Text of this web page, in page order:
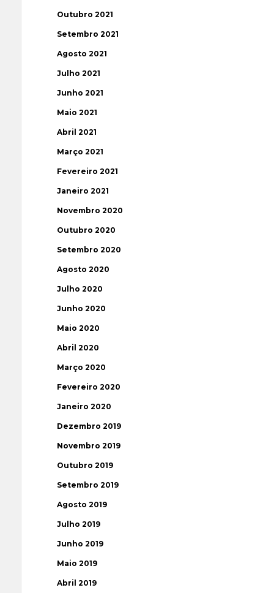
Outubro 2021
Setembro 2021
Agosto 2021
Julho 2021
Junho 2021
Maio 2021
Abril 2021
Março 2021
Fevereiro 2021
Janeiro 2021
Novembro 2020
Outubro 2020
Setembro 2020
Agosto 2020
Julho 2020
Junho 2020
Maio 2020
Abril 2020
Março 2020
Fevereiro 2020
Janeiro 2020
Dezembro 2019
Novembro 2019
Outubro 2019
Setembro 2019
Agosto 2019
Julho 2019
Junho 2019
Maio 2019
Abril 2019